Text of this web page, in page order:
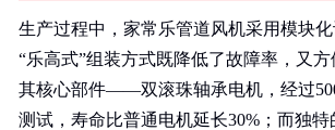
生产过程中，家常乐管道风机采用模块
“乐高式”组装方式既降低了故障率，又
其核心部件——双滚珠轴承电机，经过
测试，寿命比普通电机延长30%；而独特